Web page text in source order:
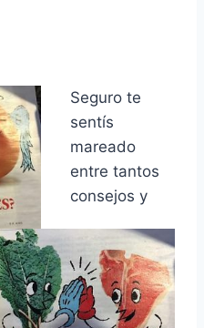
Seguro te
sentís
mareado
entre tantos
consejos y